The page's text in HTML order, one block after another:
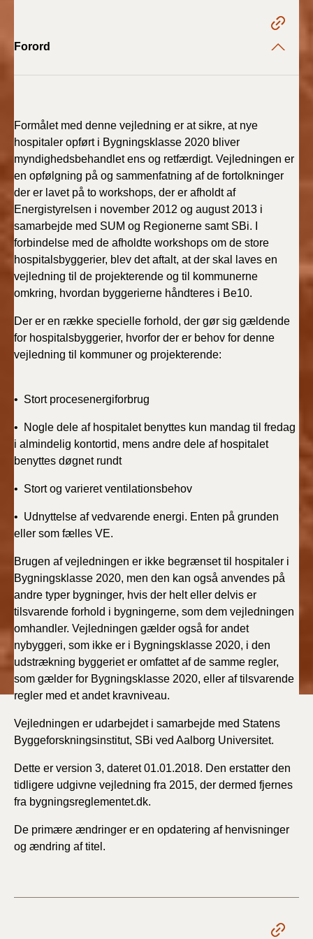
BR18 (1/1 - 30/6
BR18 (1/1-29/6
2021)
BR18 (1/7-31/12
2020)
BR18 (10/3-30/6
BR18 (1/1-9/3 2020)
BR18 (4/7-31/12
2019)
BR18 (1/7-31/12
2018)
BR18 (1/1-30/6
2018)
Tidligere BR (1961-
Forord
Formålet med denne vejledning er at sikre, at nye
hospitaler opført i Bygningsklasse 2020 bliver
myndighedsbehandlet ens og retfærdigt. Vejledningen er
en opfølgning på og sammenfatning af de fortolkninger
der er lavet på to workshops, der er afholdt af
Energistyrelsen i november 2012 og august 2013 i
samarbejde med SUM og Regionerne samt SBi. I
forbindelse med de afholdte workshops om de store
hospitalsbyggerier, blev det aftalt, at der skal laves en
vejledning til de projekterende og til kommunerne
omkring, hvordan byggerierne håndteres i Be10.
Der er en række specielle forhold, der gør sig gældende
for hospitalsbyggerier, hvorfor der er behov for denne
vejledning til kommuner og projekterende:
• Stort procesenergiforbrug
• Nogle dele af hospitalet benyttes kun mandag til fredag
i almindelig kontortid, mens andre dele af hospitalet
benyttes døgnet rundt
• Stort og varieret ventilationsbehov
• Udnyttelse af vedvarende energi. Enten på grunden
eller som fælles VE.
Brugen af vejledningen er ikke begrænset til hospitaler i
Bygningsklasse 2020, men den kan også anvendes på
andre typer bygninger, hvis der helt eller delvis er
tilsvarende forhold i bygningerne, som dem vejledningen
omhandler. Vejledningen gælder også for andet
nybyggeri, som ikke er i Bygningsklasse 2020, i den
udstrækning byggeriet er omfattet af de samme regler,
som gælder for Bygningsklasse 2020, eller af tilsvarende
regler med et andet kravniveau.
Vejledningen er udarbejdet i samarbejde med Statens
Byggeforskningsinstitut, SBi ved Aalborg Universitet.
Dette er version 3, dateret 01.01.2018. Den erstatter den
tidligere udgivne vejledning fra 2015, der dermed fjernes
fra bygningsreglementet.dk.
De primære ændringer er en opdatering af henvisninger
og ændring af titel.